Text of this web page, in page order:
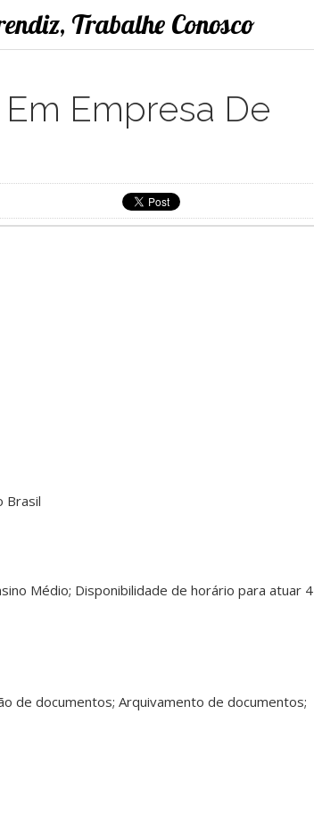
Trabalhe Conosco
Empresa De
Brasil
Médio; Disponibilidade de horário para atuar 4
de documentos; Arquivamento de documentos;